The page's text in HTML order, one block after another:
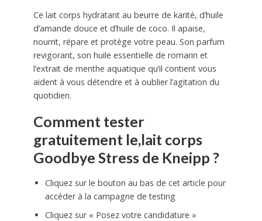
Ce lait corps hydratant au beurre de karité, d’huile
d’amande douce et d’huile de coco. Il apaise,
nourrit, répare et protège votre peau. Son parfum
revigorant, son huile essentielle de romarin et
l’extrait de menthe aquatique qu’il contient vous
aident à vous détendre et à oublier l’agitation du
quotidien.
Comment tester
gratuitement le,lait corps
Goodbye Stress de Kneipp ?
Cliquez sur le bouton au bas de cet article pour
accéder à la campagne de testing
Cliquez sur « Posez votre candidature »